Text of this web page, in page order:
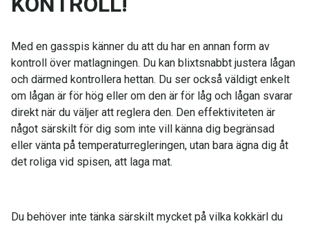
Med en gasspis känner du att du har en annan form av
kontroll över matlagningen. Du kan blixtsnabbt justera lågan
och därmed kontrollera hettan. Du ser också väldigt enkelt
om lågan är för hög eller om den är för låg och lågan svarar
direkt när du väljer att reglera den. Den effektiviteten är
något särskilt för dig som inte vill känna dig begränsad
eller vänta på temperaturregleringen, utan bara ägna dig åt
det roliga vid spisen, att laga mat.
Du behöver inte tänka särskilt mycket på vilka kokkärl du